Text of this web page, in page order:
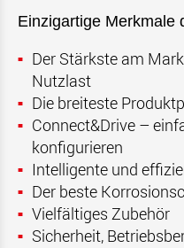
Einzigartige Merkmale
Der Stärkste am
Nutzlast
Die breiteste
Connect&Drive –
konfigurieren
Intelligente und
Der beste
Vielfältiges Zubehör
Sicherheit,